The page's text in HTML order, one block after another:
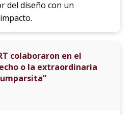
del diseño con un
colaboraron en el
o la extraordinaria